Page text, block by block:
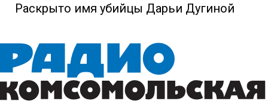
Раскрыто имя убийцы Дарьи Дугиной